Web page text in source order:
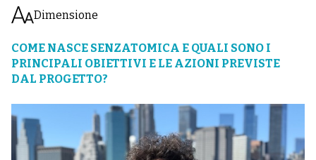
Dimensione
COME NASCE SENZATOMICA E QUALI SONO I
PRINCIPALI OBIETTIVI E LE AZIONI PREVISTE
DAL PROGETTO?